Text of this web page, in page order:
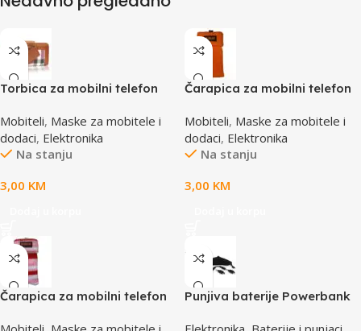
Torbica za mobilni telefon
110x45x17mm
Mobiteli, Maske za mobitele i
dodaci, Elektronika
Na stanju
3,00 KM
Čarapica za mobilni telefon
65x100mm
Mobiteli, Maske za mobitele i
dodaci, Elektronika
Na stanju
3,00 KM
Čarapica za mobilni telefon
Punjiva baterije Powerbank